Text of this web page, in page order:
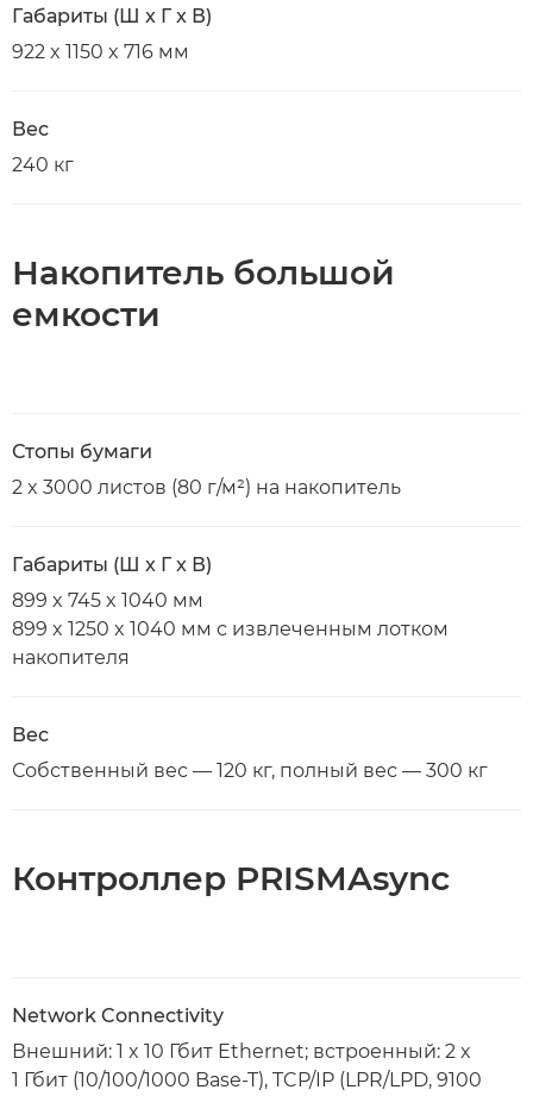
Габариты (Ш x Г x В)
922 x 1150 x 716 мм
Вес
240 кг
Накопитель большой
емкости
Стопы бумаги
2 x 3000 листов (80 г/м²) на накопитель
Габариты (Ш x Г x В)
899 x 745 x 1040 мм
899 x 1250 x 1040 мм с извлеченным лотком
накопителя
Вес
Собственный вес — 120 кг, полный вес — 300 кг
Контроллер PRISMAsync
Network Connectivity
Внешний: 1 x 10 Гбит Ethernet; встроенный: 2 x
1 Гбит (10/100/1000 Base-T), TCP/IP (LPR/LPD, 9100